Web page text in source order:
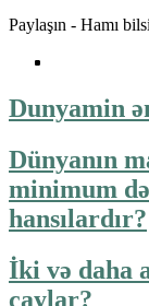
Paylaşın - Hamı
Dunyamin
Dünyanın
minimum
hansılardır?
İki və daha
çaylar?